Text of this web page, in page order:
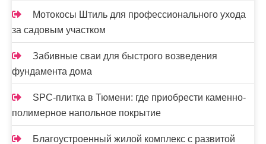
Мотокосы Штиль для профессионального ухода
за садовым участком
Забивные сваи для быстрого возведения
фундамента дома
SPC-плитка в Тюмени: где приобрести каменно-
полимерное напольное покрытие
Благоустроенный жилой комплекс с развитой